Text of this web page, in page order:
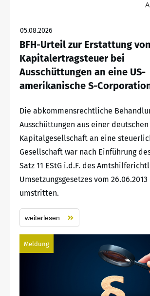
05.08.2026
BFH-Urteil zur Erstattung von
Kapitalertragsteuer bei
Ausschüttungen an eine US-
amerikanische S-
Die abkommensrechtliche
Ausschüttungen aus einer deutschen
Kapitalgesellschaft an eine
Gesellschaft war nach Einführung
Satz 11 EStG i.d.F. des
Umsetzungsgesetzes vom
umstritten.
weiterlesen
Meldung